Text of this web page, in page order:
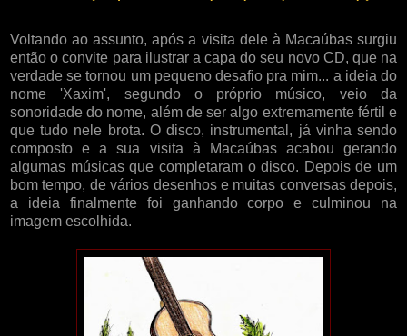
Voltando ao assunto, após a visita dele à Macaúbas surgiu
então o convite para ilustrar a capa do seu novo CD, que na
verdade se tornou um pequeno desafio pra mim... a ideia do
nome 'Xaxim', segundo o próprio músico, veio da
sonoridade do nome, além de ser algo extremamente fértil e
que tudo nele brota. O disco, instrumental, já vinha sendo
composto e a sua visita à Macaúbas acabou gerando
algumas músicas que completaram o disco. Depois de um
bom tempo, de vários desenhos e muitas conversas depois,
a ideia finalmente foi ganhando corpo e culminou na
imagem escolhida.